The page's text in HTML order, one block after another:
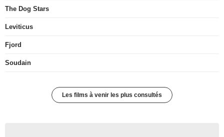
The Dog Stars
Leviticus
Fjord
Soudain
Les films à venir les plus consultés